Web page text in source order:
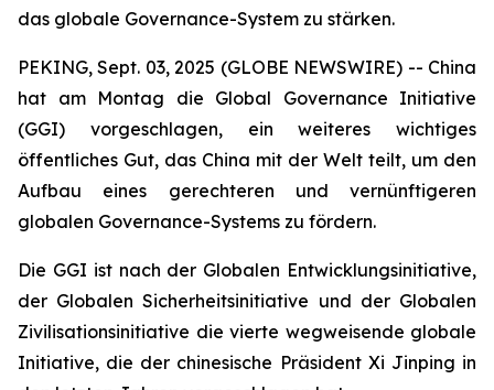
das globale Governance-System zu stärken.
PEKING, Sept. 03, 2025 (GLOBE NEWSWIRE) -- China
hat am Montag die Global Governance Initiative
(GGI) vorgeschlagen, ein weiteres wichtiges
öffentliches Gut, das China mit der Welt teilt, um den
Aufbau eines gerechteren und vernünftigeren
globalen Governance-Systems zu fördern.
Die GGI ist nach der Globalen Entwicklungsinitiative,
der Globalen Sicherheitsinitiative und der Globalen
Zivilisationsinitiative die vierte wegweisende globale
Initiative, die der chinesische Präsident Xi Jinping in